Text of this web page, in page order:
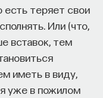
есть теряет свои
Или (что,
вставок, тем
иметь в виду,
уже в пожилом